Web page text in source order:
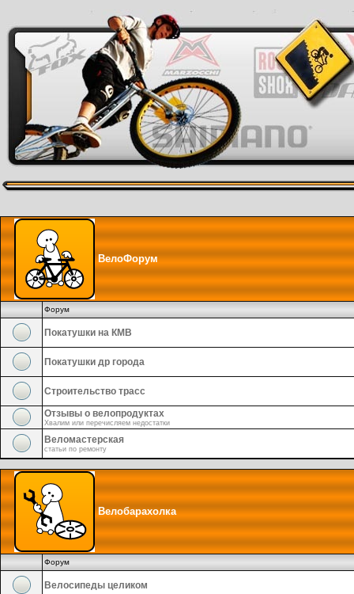
ВелоФорум
Форум
Покатушки на КМВ
Покатушки др города
Строительство трасс
Отзывы о велопродуктах
Хвалим или перечисляем недостатки
Веломастерская
статьи по ремонту
Велобарахолка
Форум
Велосипеды целиком